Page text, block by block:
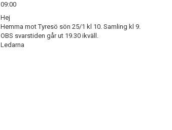
09:00
Hej
Hemma mot Tyresö sön 25/1 kl 10. Samling kl 9.
OBS svarstiden går ut 19.30 ikväll.
Ledarna